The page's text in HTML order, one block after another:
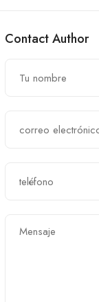
Contact Author